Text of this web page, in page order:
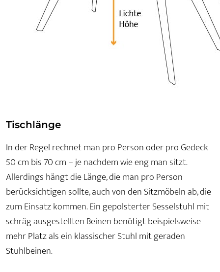
Tischlänge
In der Regel rechnet man pro Person oder pro Gedeck
50 cm bis 70 cm – je nachdem wie eng man sitzt.
Allerdings hängt die Länge, die man pro Person
berücksichtigen sollte, auch von den Sitzmöbeln ab, die
zum Einsatz kommen. Ein gepolsterter Sesselstuhl mit
schräg ausgestellten Beinen benötigt beispielsweise
mehr Platz als ein klassischer Stuhl mit geraden
Stuhlbeinen.